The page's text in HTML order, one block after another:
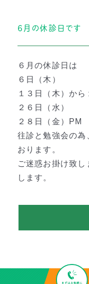
６月の休診日です
６月の休診日は
６日（木）
１３日（木）から
２６日（水）
２８日（金）PM
往診と勉強会の為
おります。
ご迷惑お掛け致
します。